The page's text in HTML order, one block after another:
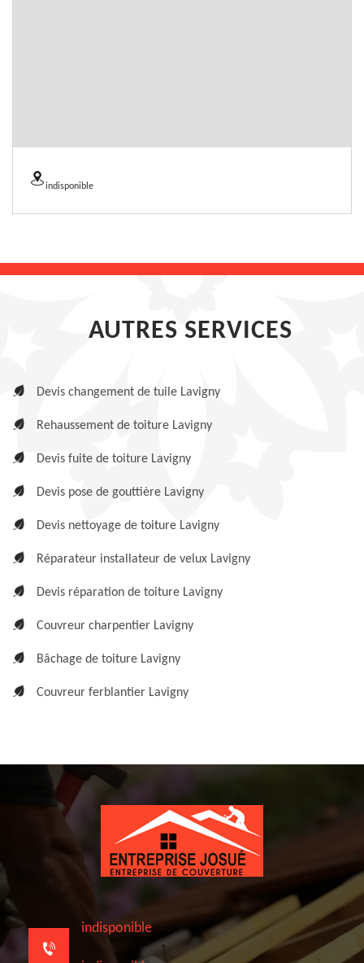
indisponible
AUTRES SERVICES
Devis changement de tuile Lavigny
Rehaussement de toiture Lavigny
Devis fuite de toiture Lavigny
Devis pose de gouttière Lavigny
Devis nettoyage de toiture Lavigny
Réparateur installateur de velux Lavigny
Devis réparation de toiture Lavigny
Couvreur charpentier Lavigny
Bâchage de toiture Lavigny
Couvreur ferblantier Lavigny
indisponible